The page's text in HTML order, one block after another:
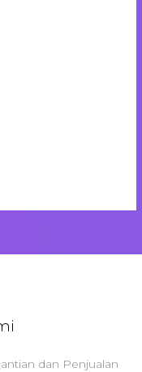
dan Penjualan